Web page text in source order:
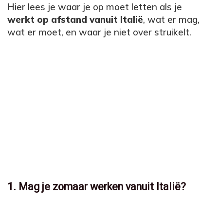
Hier lees je waar je op moet letten als je
werkt op afstand vanuit Italië, wat er mag,
wat er moet, en waar je niet over struikelt.
1. Mag je zomaar werken vanuit Italië?